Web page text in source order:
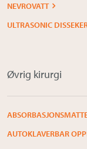
NEVROVATT
ULTRASONIC
Øvrig kirurgi
AUTOKLAVERBAR